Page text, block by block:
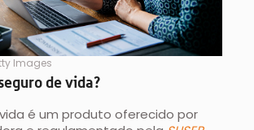
Images
de vida?
é um produto oferecido por